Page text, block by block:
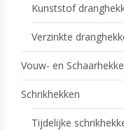
Kunststof
Verzinkte
Vouw- en
Schrikhekken
Tijdelijke